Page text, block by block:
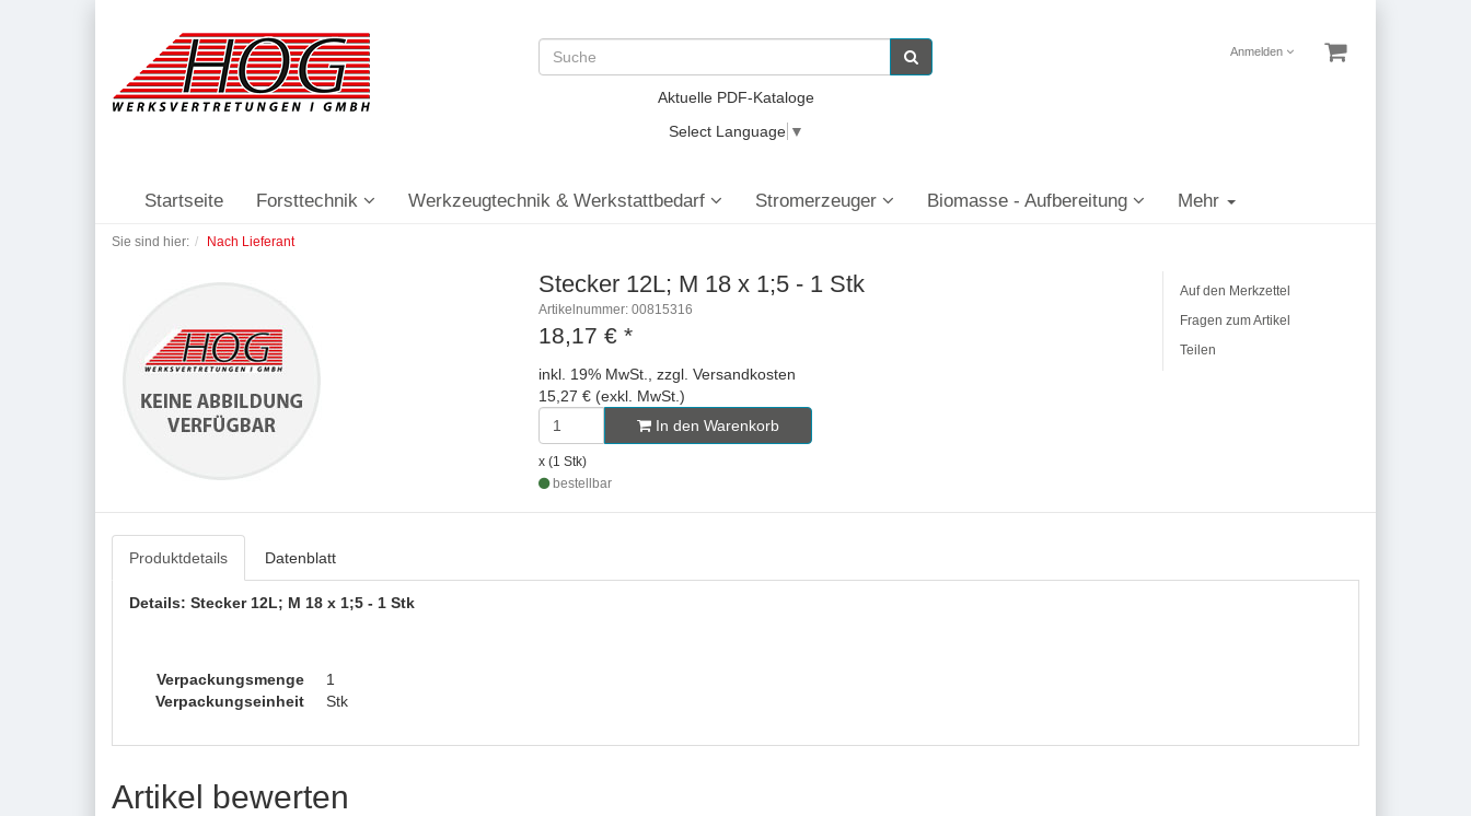
Anmelden
Aktuelle PDF-Kataloge
Select Language ▼
Startseite Forsttechnik Werkzeugtechnik & Werkstattbedarf Stromerzeuger Biomasse - Aufbereitung Mehr
Sie sind hier: Nach Lieferant
Stecker 12L; M 18 x 1;5 - 1 Stk
Artikelnummer: 00815316
18,17 € *
inkl. 19% MwSt., zzgl. Versandkosten
15,27 € (exkl. MwSt.)
In den Warenkorb
x (1 Stk)
bestellbar
Auf den Merkzettel
Fragen zum Artikel
Teilen
Produktdetails Datenblatt
Details: Stecker 12L; M 18 x 1;5 - 1 Stk
Verpackungsmenge
1
Verpackungseinheit
Stk
Artikel bewerten